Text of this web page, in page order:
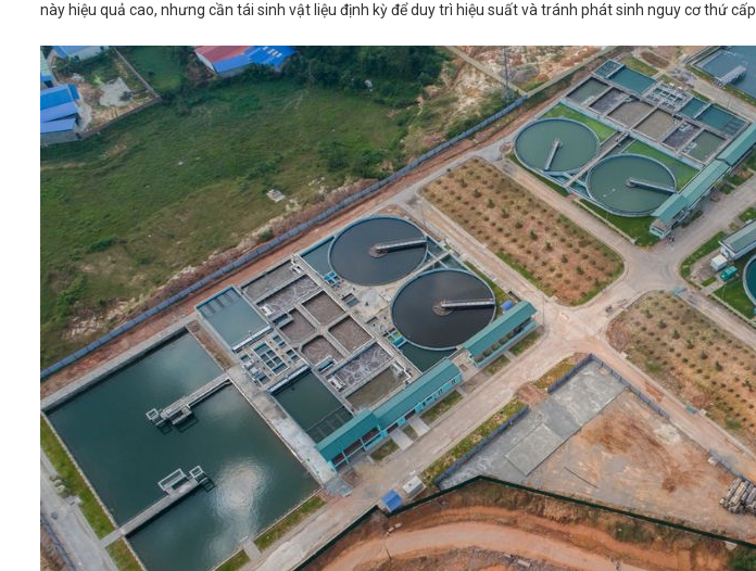
này hiệu quả cao, nhưng cần tái sinh vật liệu định kỳ để duy trì hiệu suất và tránh phát sinh nguy cơ thứ cấp.